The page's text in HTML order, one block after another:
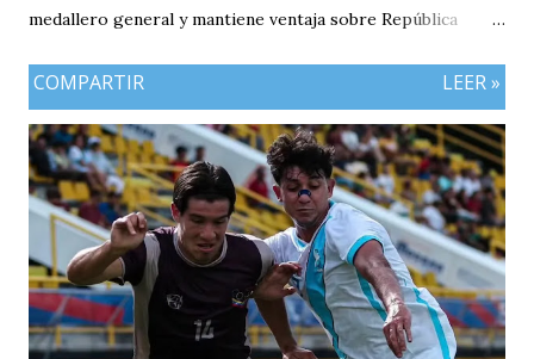
medallero general y mantiene ventaja sobre República
plata, aunque ambos países registran el mismo número de
oros (10).
COMPARTIR LEER »